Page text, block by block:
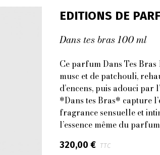
EDITIONS DE
Dans tes bras 100 ml
Ce parfum Dans Tes Bras
musc et de patchouli,
d’encens, puis adouci
*Dans tes Bras* capture
fragrance sensuelle et
l’essence même du
320,00 € TTC